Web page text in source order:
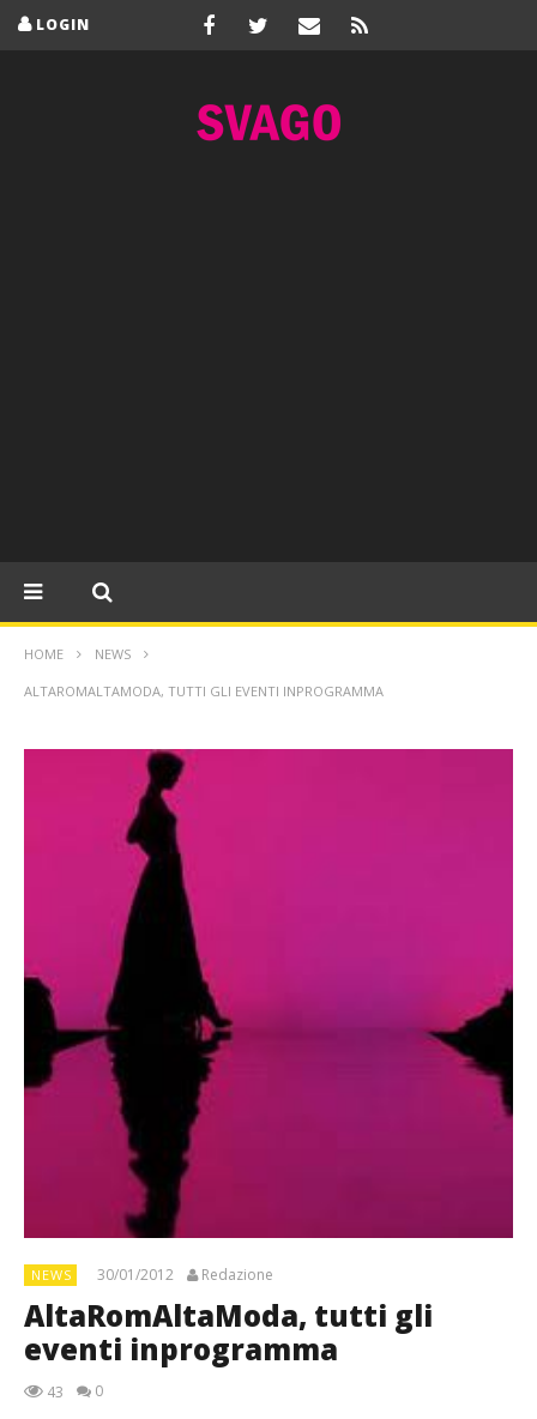
LOGIN
HOME NEWS
ALTAROMALTAMODA, TUTTI GLI EVENTI INPROGRAMMA
NEWS 30/01/2012 Redazione
AltaRomAltaModa, tutti gli
eventi inprogramma
43 0